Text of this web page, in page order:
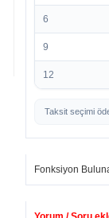
6
9
12
Taksit seçimi
Fonksiyon